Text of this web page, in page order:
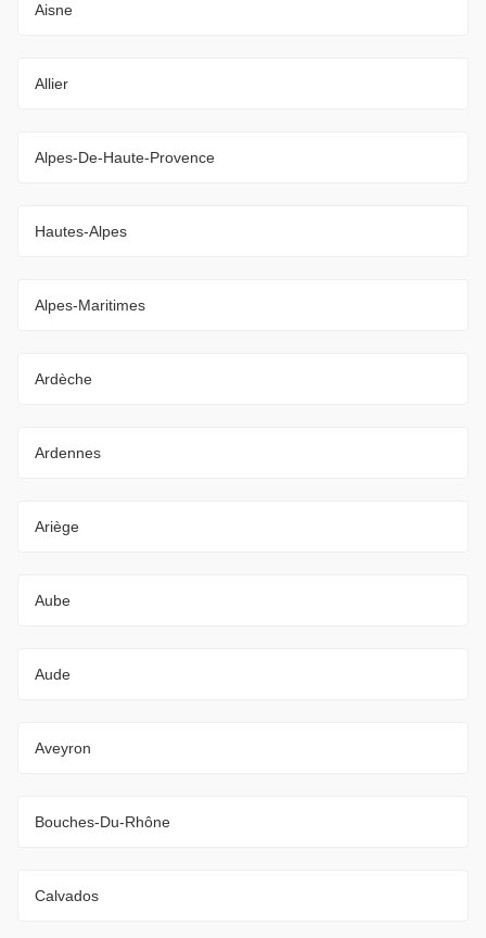
Aisne
Allier
Alpes-De-Haute-Provence
Hautes-Alpes
Alpes-Maritimes
Ardèche
Ardennes
Ariège
Aube
Aude
Aveyron
Bouches-Du-Rhône
Calvados